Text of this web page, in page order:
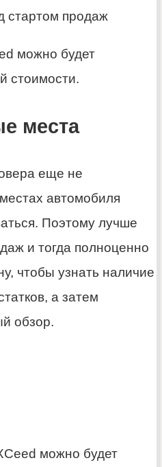
стартом продаж
можно будет
стоимости.
места
еще не
автомобиля
Поэтому лучше
и тогда полноценно
чтобы узнать наличие
а затем
обзор.
можно будет